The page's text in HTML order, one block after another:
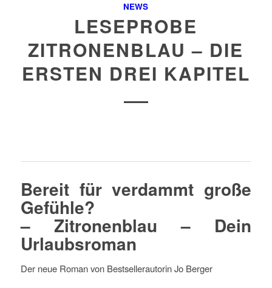
NEWS
LESEPROBE
ZITRONENBLAU – DIE
ERSTEN DREI KAPITEL
Bereit für verdammt große
Gefühle?
– Zitronenblau – Dein
Urlaubsroman
Der neue Roman von Bestsellerautorin Jo Berger